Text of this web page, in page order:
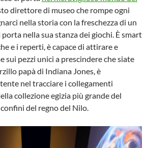
direttore di museo che rompe ogni
nella storia con la freschezza di un
nella sua stanza dei giochi. È smart
e i reperti, è capace di attirare e
sui pezzi unici a prescindere che siate
papà di Indiana Jones, è
nel tracciare i collegamenti
collezione egizia più grande del
del regno del Nilo.